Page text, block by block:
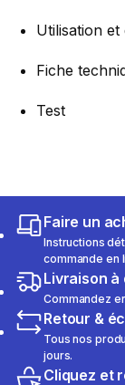
Utilisation
Fiche
Test
Faire un
Instructions
commande en
Livraison à
Commandez
Retour &
Tous nos
jours.
Cliquez et